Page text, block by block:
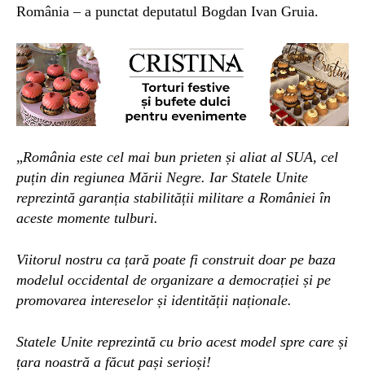
România – a punctat deputatul Bogdan Ivan Gruia.
„România este cel mai bun prieten și aliat al SUA, cel
puțin din regiunea Mării Negre. Iar Statele Unite
reprezintă garanția stabilității militare a României în
aceste momente tulburi.
Viitorul nostru ca țară poate fi construit doar pe baza
modelul occidental de organizare a democrației și pe
promovarea intereselor și identității naționale.
Statele Unite reprezintă cu brio acest model spre care și
țara noastră a făcut pași serioși!